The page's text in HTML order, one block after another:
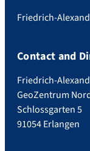
Friedrich-
Contact and
Friedrich-
GeoZentrum
Schlossgarten 5
91054 Erlangen